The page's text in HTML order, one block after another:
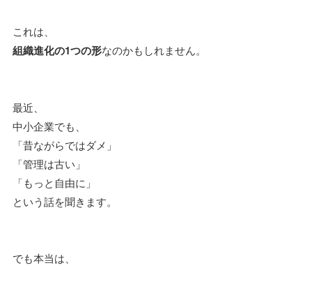
これは、
組織進化の1つの形なのかもしれません。
最近、
中小企業でも、
「昔ながらではダメ」
「管理は古い」
「もっと自由に」
という話を聞きます。
でも本当は、